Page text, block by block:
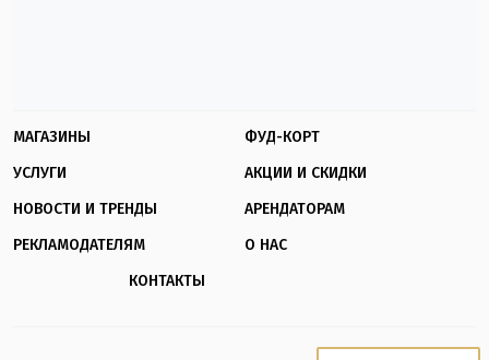
МАГАЗИНЫ
ФУД-КОРТ
УСЛУГИ
АКЦИИ И СКИДКИ
НОВОСТИ И ТРЕНДЫ
АРЕНДАТОРАМ
РЕКЛАМОДАТЕЛЯМ
О НАС
КОНТАКТЫ